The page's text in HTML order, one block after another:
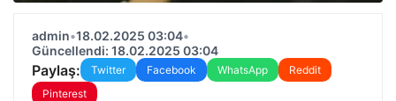
admin•18.02.2025 03:04•
Güncellendi: 18.02.2025 03:04
Paylaş: Twitter Facebook WhatsApp
Reddit
Pinterest